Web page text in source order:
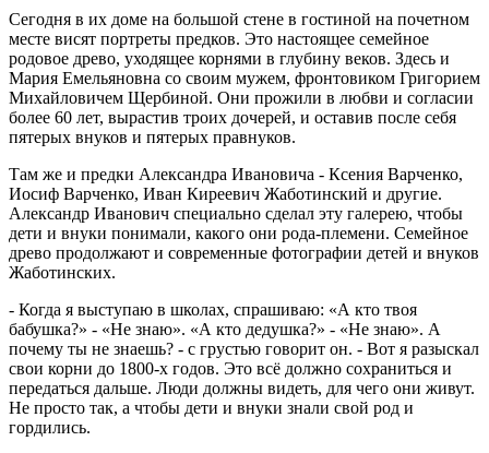
Сегодня в их доме на большой стене в гостиной на почетном
месте висят портреты предков. Это настоящее семейное
родовое древо, уходящее корнями в глубину веков. Здесь и
Мария Емельяновна со своим мужем, фронтовиком Григорием
Михайловичем Щербиной. Они прожили в любви и согласии
более 60 лет, вырастив троих дочерей, и оставив после себя
пятерых внуков и пятерых правнуков.
Там же и предки Александра Ивановича - Ксения Варченко,
Иосиф Варченко, Иван Киреевич Жаботинский и другие.
Александр Иванович специально сделал эту галерею, чтобы
дети и внуки понимали, какого они рода-племени. Семейное
древо продолжают и современные фотографии детей и внуков
Жаботинских.
- Когда я выступаю в школах, спрашиваю: «А кто твоя
бабушка?» - «Не знаю». «А кто дедушка?» - «Не знаю». А
почему ты не знаешь? - с грустью говорит он. - Вот я разыскал
свои корни до 1800-х годов. Это всё должно сохраниться и
передаться дальше. Люди должны видеть, для чего они живут.
Не просто так, а чтобы дети и внуки знали свой род и
гордились.